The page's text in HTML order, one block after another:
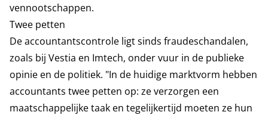
vennootschappen.
Twee petten
De accountantscontrole ligt sinds fraudeschandalen,
zoals bij Vestia en Imtech, onder vuur in de publieke
opinie en de politiek. "In de huidige marktvorm hebben
accountants twee petten op: ze verzorgen een
maatschappelijke taak en tegelijkertijd moeten ze hun